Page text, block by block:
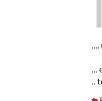
...
..